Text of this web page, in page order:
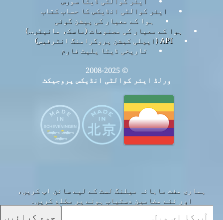
ایئر کوالٹی انڈیکس کا حساب کتاب
ہوا کے معیار کی پیشن گوئی
ہوا کے معیار کی مصنوعات (ماسک، مانیٹر…)
API (ایپلی کیشن پروگرامنگ انٹرفیس)
تاریخی ڈیٹا پلیٹ فارم
© 2008-2025
ورلڈ ایئر کوالٹی انڈیکس پروجیکٹ
ہماری مفت ماہانہ میلنگ لسٹ کے لیے سائن اپ کریں،
اور نئے مضامین دستیاب ہونے پر مطلع کریں۔
جمع کرائیں